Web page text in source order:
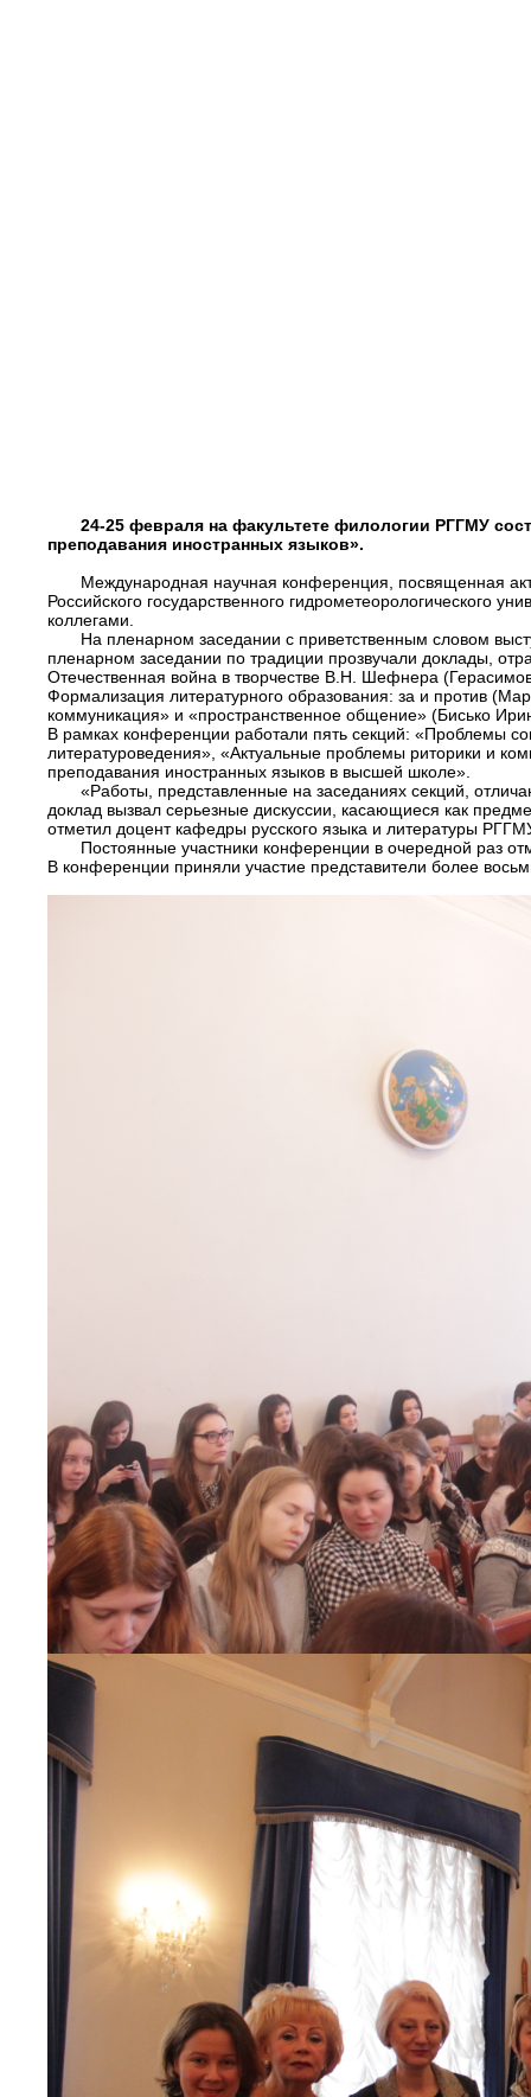
24-25 февраля на факультете филологии РГГМУ
преподавания иностранных языков».
Международная научная конференция, посвященная
Российского государственного гидрометеорологического
коллегами.
На пленарном заседании с приветственным словом
пленарном заседании по традиции прозвучали доклады,
Отечественная война в творчестве В.Н. Шефнера
Формализация литературного образования: за и против
коммуникация» и «пространственное общение» (Бисько
В рамках конференции работали пять секций: «Проблемы
литературоведения», «Актуальные проблемы риторики и
преподавания иностранных языков в высшей школе».
«Работы, представленные на заседаниях секций,
доклад вызвал серьезные дискуссии, касающиеся как
отметил доцент кафедры русского языка и литературы
Постоянные участники конференции в очередной раз
В конференции приняли участие представители более